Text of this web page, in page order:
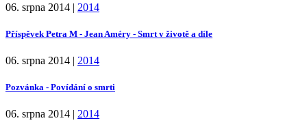
06. srpna 2014 | 2014
Příspěvek Petra M - Jean Améry - Smrt v životě a díle
06. srpna 2014 | 2014
Pozvánka - Povídání o smrti
06. srpna 2014 | 2014